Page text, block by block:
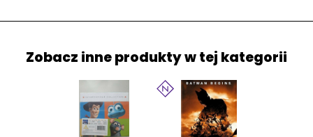
Zobacz inne produkty w tej kategorii